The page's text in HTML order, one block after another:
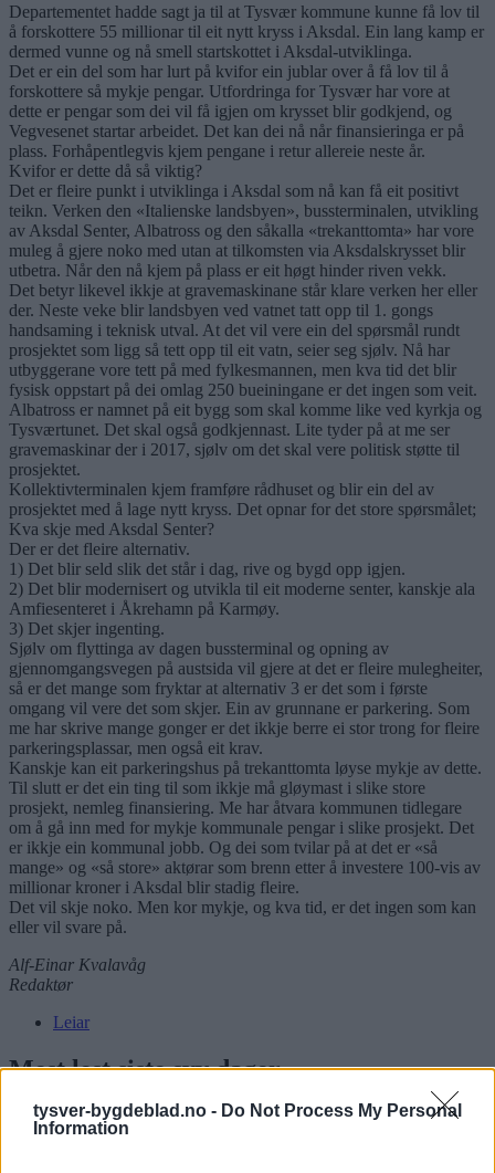
tysver-bygdeblad.no - Do Not Process My Personal
Information
Departementet hadde sagt ja til at Tysvær kommune kunne få lov til
å forskottere 55 millionar til eit nytt kryss i Aksdal. Ein lang kamp er
dermed vunne og nå smell startskottet i Aksdal-utviklinga.
Det er ein del som har lurt på kvifor ein jublar over å få lov til å
forskottere så mykje pengar. Utfordringa for Tysvær har vore at
dette er pengar som dei vil få igjen om krysset blir godkjend, og
Vegvesenet startar arbeidet. Det kan dei nå når finansieringa er på
plass. Forhåpentlegvis kjem pengane i retur allereie neste år.
Kvifor er dette då så viktig?
Det er fleire punkt i utviklinga i Aksdal som nå kan få eit positivt
teikn. Verken den «Italienske landsbyen», bussterminalen, utvikling
av Aksdal Senter, Albatross og den såkalla «trekanttomta» har vore
muleg å gjere noko med utan at tilkomsten via Aksdalskrysset blir
utbetra. Når den nå kjem på plass er eit høgt hinder riven vekk.
Det betyr likevel ikkje at gravemaskinane står klare verken her eller
der. Neste veke blir landsbyen ved vatnet tatt opp til 1. gongs
handsaming i teknisk utval. At det vil vere ein del spørsmål rundt
prosjektet som ligg så tett opp til eit vatn, seier seg sjølv. Nå har
utbyggerane vore tett på med fylkesmannen, men kva tid det blir
fysisk oppstart på dei omlag 250 bueiningane er det ingen som veit.
Albatross er namnet på eit bygg som skal komme like ved kyrkja og
Tysværtunet. Det skal også godkjennast. Lite tyder på at me ser
gravemaskinar der i 2017, sjølv om det skal vere politisk støtte til
prosjektet.
Kollektivterminalen kjem framføre rådhuset og blir ein del av
prosjektet med å lage nytt kryss. Det opnar for det store spørsmålet;
Kva skje med Aksdal Senter?
Der er det fleire alternativ.
1) Det blir seld slik det står i dag, rive og bygd opp igjen.
2) Det blir modernisert og utvikla til eit moderne senter, kanskje ala
Amfiesenteret i Åkrehamn på Karmøy.
3) Det skjer ingenting.
Sjølv om flyttinga av dagen bussterminal og opning av
gjennomgangsvegen på austsida vil gjere at det er fleire mulegheiter,
så er det mange som fryktar at alternativ 3 er det som i første
omgang vil vere det som skjer. Ein av grunnane er parkering. Som
me har skrive mange gonger er det ikkje berre ei stor trong for fleire
parkeringsplassar, men også eit krav.
Kanskje kan eit parkeringshus på trekanttomta løyse mykje av dette.
Til slutt er det ein ting til som ikkje må gløymast i slike store
prosjekt, nemleg finansiering. Me har åtvara kommunen tidlegare
om å gå inn med for mykje kommunale pengar i slike prosjekt. Det
er ikkje ein kommunal jobb. Og dei som tvilar på at det er «så
mange» og «så store» aktørar som brenn etter å investere 100-vis av
millionar kroner i Aksdal blir stadig fleire.
Det vil skje noko. Men kor mykje, og kva tid, er det ingen som kan
eller vil svare på.
Alf-Einar Kvalavåg
Redaktør
Leiar
Mest lest siste syv dager